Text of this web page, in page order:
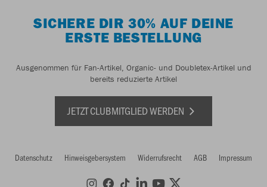
SICHERE DIR 30% AUF DEINE
ERSTE BESTELLUNG
Ausgenommen für Fan-Artikel, Organic- und Doubletex-Artikel und
bereits reduzierte Artikel
JETZT CLUBMITGLIED WERDEN
Datenschutz Hinweisgebersystem Widerrufsrecht AGB Impressum